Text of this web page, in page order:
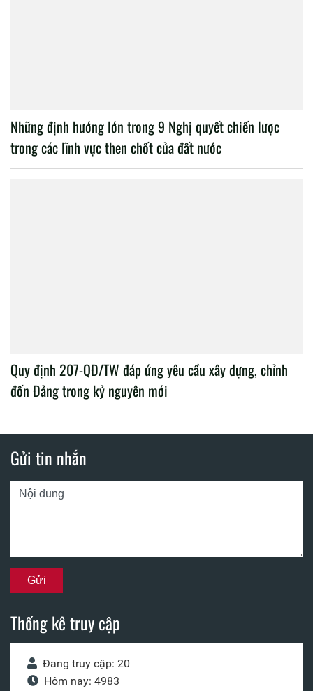
Những định hướng lớn trong 9 Nghị quyết chiến lược
trong các lĩnh vực then chốt của đất nước
Quy định 207-QĐ/TW đáp ứng yêu cầu xây dựng, chỉnh
đốn Đảng trong kỷ nguyên mới
Gửi tin nhắn
Thống kê truy cập
Đang truy cập: 20
Hôm nay: 4983